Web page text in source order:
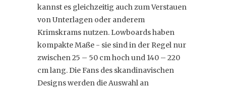
kannst es gleichzeitig auch zum Verstauen
von Unterlagen oder anderem
Krimskrams nutzen. Lowboards haben
kompakte Maße - sie sind in der Regel nur
zwischen 25 – 50 cm hoch und 140 – 220
cm lang. Die Fans des skandinavischen
Designs werden die Auswahl an